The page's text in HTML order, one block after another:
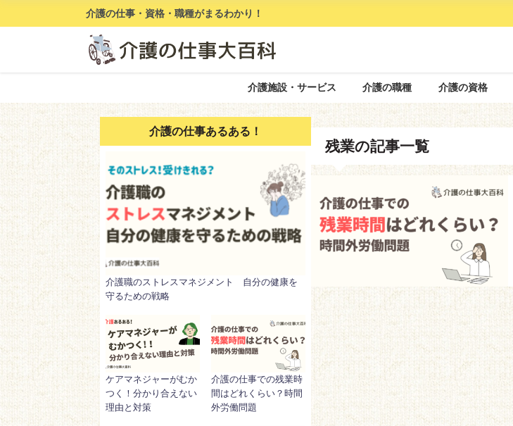
介護の仕事・資格・職種がまるわかり！
介護施設・サービス 介護の職種 介護の資格
残業の記事一覧
介護の仕事あるある！
介護職のストレスマネジメント 自分の健康を
守るための戦略
ケアマネジャーがむか
つく！分かり合えない
理由と対策
介護の仕事での残業時
間はどれくらい？時間
外労働問題